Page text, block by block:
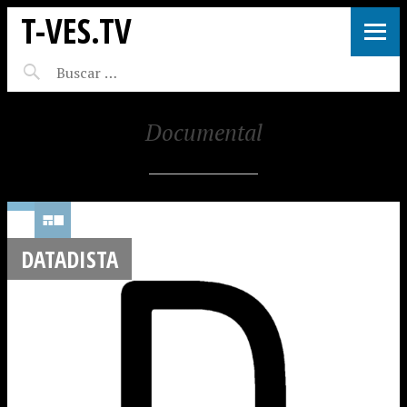
T-VES.TV
Documental
DATADISTA